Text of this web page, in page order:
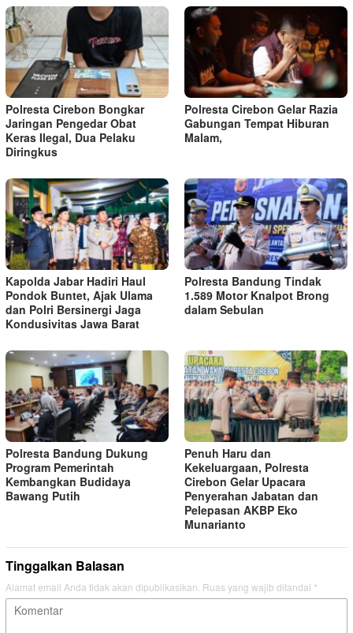
Polresta Cirebon Bongkar
Jaringan Pengedar Obat
Keras Ilegal, Dua Pelaku
Diringkus
Polresta Cirebon Gelar Razia
Gabungan Tempat Hiburan
Malam,
Kapolda Jabar Hadiri Haul
Pondok Buntet, Ajak Ulama
dan Polri Bersinergi Jaga
Kondusivitas Jawa Barat
Polresta Bandung Tindak
1.589 Motor Knalpot Brong
dalam Sebulan
Polresta Bandung Dukung
Program Pemerintah
Kembangkan Budidaya
Bawang Putih
Penuh Haru dan
Kekeluargaan, Polresta
Cirebon Gelar Upacara
Penyerahan Jabatan dan
Pelepasan AKBP Eko
Munarianto
Tinggalkan Balasan
Alamat email Anda tidak akan dipublikasikan. Ruas yang wajib ditandai *